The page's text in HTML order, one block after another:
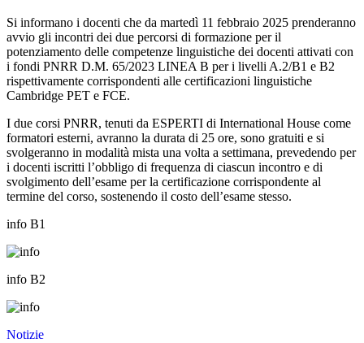
Si informano i docenti che da martedì 11 febbraio 2025 prenderanno
avvio gli incontri dei due percorsi di formazione per il
potenziamento delle competenze linguistiche dei docenti attivati con
i fondi PNRR D.M. 65/2023 LINEA B per i livelli A.2/B1 e B2
rispettivamente corrispondenti alle certificazioni linguistiche
Cambridge PET e FCE.
I due corsi PNRR, tenuti da ESPERTI di International House come
formatori esterni, avranno la durata di 25 ore, sono gratuiti e si
svolgeranno in modalità mista una volta a settimana, prevedendo per
i docenti iscritti l’obbligo di frequenza di ciascun incontro e di
svolgimento dell’esame per la certificazione corrispondente al
termine del corso, sostenendo il costo dell’esame stesso.
info B1
info B2
Notizie